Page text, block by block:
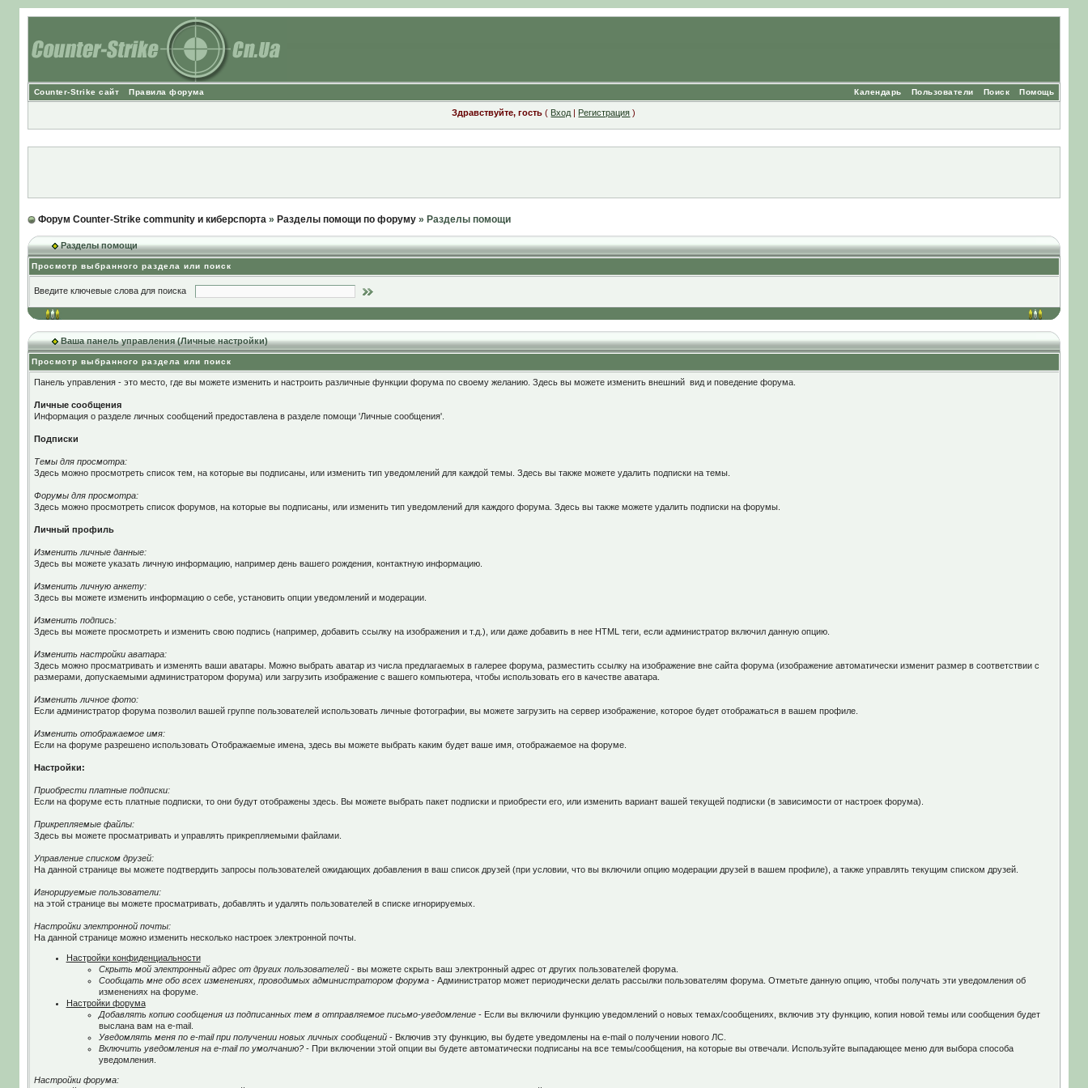
Counter-Strike сайт Правила форума Помощь
Поиск
Пользователи
Календарь
Здравствуйте, гость ( Вход | Регистрация )
Форум Counter-Strike community и киберспорта» Разделы помощи по форуму» Разделы помощи
Разделы помощи
Просмотр выбранного раздела или поиск
Введите ключевые слова для поиска
Ваша панель управления (Личные настройки)
Просмотр выбранного раздела или поиск
Панель управления - это место, где вы можете изменить и настроить различные функции форума по своему желанию. Здесь вы можете изменить внешний вид и поведение форума.
Личные сообщения
Информация о разделе личных сообщений предоставлена в разделе помощи 'Личные сообщения'.
Подписки
Темы для просмотра:
Здесь можно просмотреть список тем, на которые вы подписаны, или изменить тип уведомлений для каждой темы. Здесь вы также можете удалить подписки на темы.
Форумы для просмотра:
Здесь можно просмотреть список форумов, на которые вы подписаны, или изменить тип уведомлений для каждого форума. Здесь вы также можете удалить подписки на форумы.
Личный профиль
Изменить личные данные:
Здесь вы можете указать личную информацию, например день вашего рождения, контактную информацию.
Изменить личную анкету:
Здесь вы можете изменить информацию о себе, установить опции уведомлений и модерации.
Изменить подпись:
Здесь вы можете просмотреть и изменить свою подпись (например, добавить ссылку на изображения и т.д.), или даже добавить в нее HTML теги, если администратор включил данную опцию.
Изменить настройки аватара:
Здесь можно просматривать и изменять ваши аватары. Можно выбрать аватар из числа предлагаемых в галерее форума, разместить ссылку на изображение вне сайта форума (изображение автоматически изменит размер в соответствии с
размерами, допускаемыми администратором форума) или загрузить изображение с вашего компьютера, чтобы использовать его в качестве аватара.
Изменить личное фото:
Если администратор форума позволил вашей группе пользователей использовать личные фотографии, вы можете загрузить на сервер изображение, которое будет отображаться в вашем профиле.
Изменить отображаемое имя:
Если на форуме разрешено использовать Отображаемые имена, здесь вы можете выбрать каким будет ваше имя, отображаемое на форуме.
Настройки:
Приобрести платные подписки:
Если на форуме есть платные подписки, то они будут отображены здесь. Вы можете выбрать пакет подписки и приобрести его, или изменить вариант вашей текущей подписки (в зависимости от настроек форума).
Прикрепляемые файлы:
Здесь вы можете просматривать и управлять прикрепляемыми файлами.
Управление списком друзей:
На данной странице вы можете подтвердить запросы пользователей ожидающих добавления в ваш список друзей (при условии, что вы включили опцию модерации друзей в вашем профиле), а также управлять текущим списком друзей.
Игнорируемые пользователи:
на этой странице вы можете просматривать, добавлять и удалять пользователей в списке игнорируемых.
Настройки электронной почты:
На данной странице можно изменить несколько настроек электронной почты.
Настройки конфиденциальности
Скрыть мой электронный адрес от других пользователей- вы можете скрыть ваш электронный адрес от других пользователей форума.
Сообщать мне обо всех изменениях, проводимых администратором форума- Администратор может периодически делать рассылки пользователям форума. Отметьте данную опцию, чтобы получать эти уведомления об
изменениях на форуме.
Настройки форума
Добавлять копию сообщения из подписанных тем в отправляемое письмо-уведомление- Если вы включили функцию уведомлений о новых темах/сообщениях, включив эту функцию, копия новой темы или сообщения будет
выслана вам на e-mail.
Уведомлять меня по e-mail при получении новых личных сообщений- Включив эту функцию, вы будете уведомлены на e-mail о получении нового ЛС.
Включить уведомления на e-mail по умолчанию?- При включении этой опции вы будете автоматически подписаны на все темы/сообщения, на которые вы отвечали. Используйте выпадающее меню для выбора способа
уведомления.
Настройки форума: